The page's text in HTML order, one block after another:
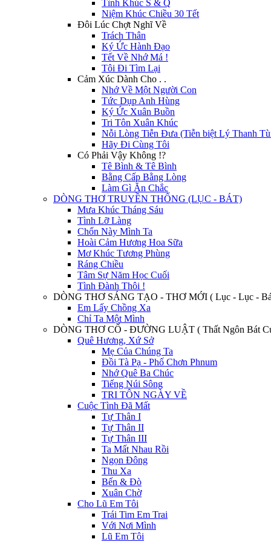
Tình Khúc S & Q
Niệm Khúc Chiều 30 Tết
Đôi Lúc Chợt Nghĩ Về
Trách Thân
Ký Ức Hành Đạo
Tết Về Nhớ Má !
Tôi Đi Tìm Lại
Cảm Xúc Dành Cho . .
Nhớ Về Một Người Con
Tức Dụp Anh Hùng
Ký Ức Xuân Buồn
Tri Tôn Xuân Khúc
Nỗi Lòng Tiễn Đưa (Tiễn biệt Lý Thanh
Hãy Đi Cùng Tôi
Có Phải Vậy Không !?
Tê Bình & Tê Bình
Bằng Cấp Bằng Lòng
Làm Gì Ăn Chắc
DÒNG THƠ TRUYỀN THỐNG (LỤC - BÁT)
Mưa Khúc Tháng Sáu
Tình Lỡ Làng
Chốn Này Mình Ta
Hoài Cảm Hương Hoa Sữa
Mơ Khúc Tương Phùng
Ráng Chiều
Tâm Sự Năm Học Cuối
Tình Đành Thôi !
DÒNG THƠ SÁNG TẠO - THƠ MỚI ( Lục - Lục -
Em Lấy Chồng Xa
Chỉ Ta Một Mình
DÒNG THƠ CỔ - ĐƯỜNG LUẬT ( Thất Ngôn Bát
Quê Hương, Xứ Sở
Mẹ Của Chúng Ta
Đồi Tà Pạ - Phố Chơn Phnum
Nhớ Quê Ba Chúc
Tiếng Núi Sông
TRI TÔN NGÀY VỀ
Cuộc Tình Đã Mất
Tự Thân I
Tự Thân II
Tự Thân III
Ta Mất Nhau Rồi
Ngọn Đông
Thu Xa
Bến & Đò
Xuân Chờ
Cho Lũ Em Tôi
Trái Tim Em Trai
Với Nơi Mình
Lũ Em Tôi